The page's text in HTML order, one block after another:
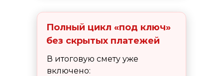
В итоговую смету уже
включено:
Полный цикл «под ключ»
без скрытых платежей